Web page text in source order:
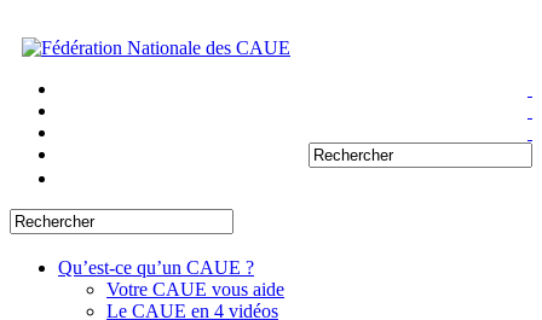
Qu’est-ce qu’un CAUE ?
Votre CAUE vous aide
Le CAUE en 4 vidéos